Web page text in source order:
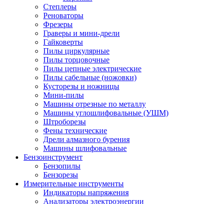
Степлеры
Реноваторы
Фрезеры
Граверы и мини-дрели
Гайковерты
Пилы циркулярные
Пилы торцовочные
Пилы цепные электрические
Пилы сабельные (ножовки)
Кусторезы и ножницы
Мини-пилы
Машины отрезные по металлу
Машины углошлифовальные (УШМ)
Штроборезы
Фены технические
Дрели алмазного бурения
Машины шлифовальные
Бензоинструмент
Бензопилы
Бензорезы
Измерительные инструменты
Индикаторы напряжения
Анализаторы электроэнергии